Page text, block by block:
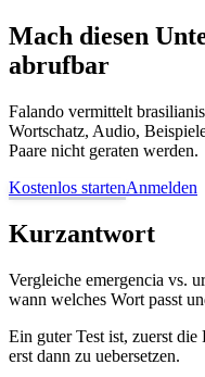
Mach diesen
abrufbar
Falando vermittelt
Wortschatz, Audio,
Paare nicht geraten werden.
Kostenlos startenAnmelden
Kurzantwort
Vergleiche emergencia vs.
wann welches Wort passt
Ein guter Test ist, zuerst
erst dann zu uebersetzen.